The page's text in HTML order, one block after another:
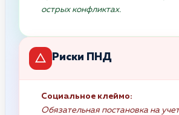
острых конфликтах.
Риски ПНД
Социальное клеймо:
Обязательная постановка на